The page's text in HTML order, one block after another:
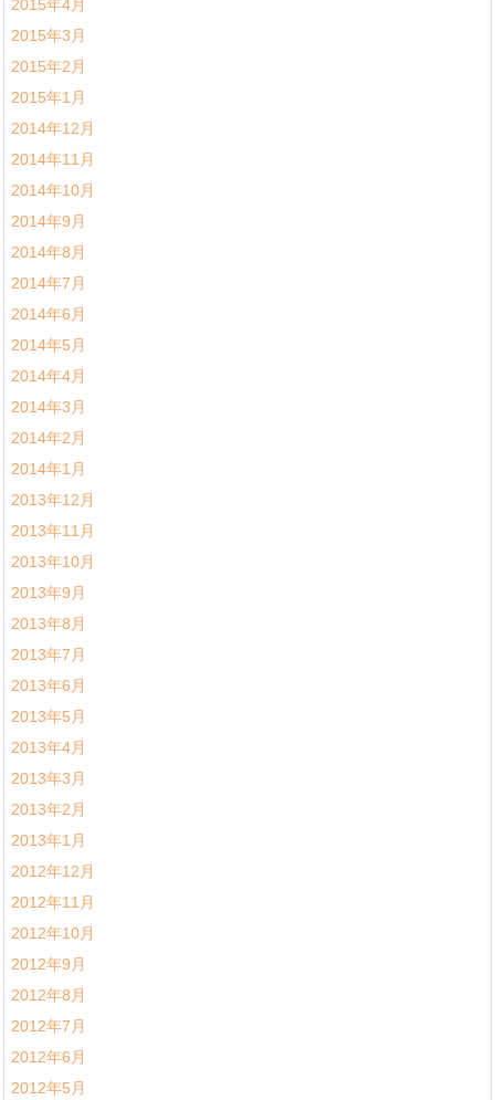
2015年4月
2015年3月
2015年2月
2015年1月
2014年12月
2014年11月
2014年10月
2014年9月
2014年8月
2014年7月
2014年6月
2014年5月
2014年4月
2014年3月
2014年2月
2014年1月
2013年12月
2013年11月
2013年10月
2013年9月
2013年8月
2013年7月
2013年6月
2013年5月
2013年4月
2013年3月
2013年2月
2013年1月
2012年12月
2012年11月
2012年10月
2012年9月
2012年8月
2012年7月
2012年6月
2012年5月